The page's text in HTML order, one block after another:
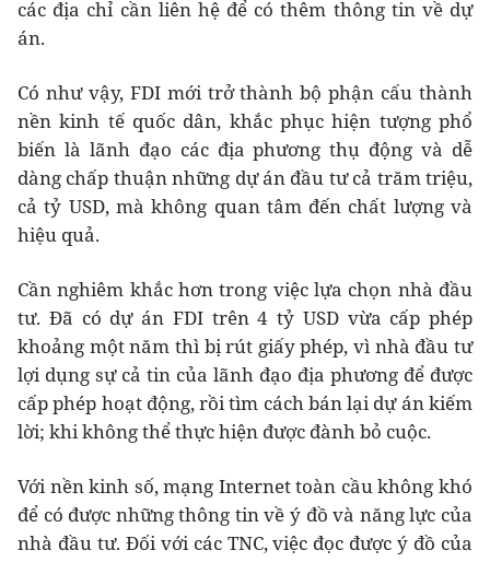
các địa chỉ cần liên hệ để có thêm thông tin về dự
án.
Có như vậy, FDI mới trở thành bộ phận cấu thành
nền kinh tế quốc dân, khắc phục hiện tượng phổ
biến là lãnh đạo các địa phương thụ động và dễ
dàng chấp thuận những dự án đầu tư cả trăm triệu,
cả tỷ USD, mà không quan tâm đến chất lượng và
hiệu quả.
Cần nghiêm khắc hơn trong việc lựa chọn nhà đầu
tư. Đã có dự án FDI trên 4 tỷ USD vừa cấp phép
khoảng một năm thì bị rút giấy phép, vì nhà đầu tư
lợi dụng sự cả tin của lãnh đạo địa phương để được
cấp phép hoạt động, rồi tìm cách bán lại dự án kiếm
lời; khi không thể thực hiện được đành bỏ cuộc.
Với nền kinh số, mạng Internet toàn cầu không khó
để có được những thông tin về ý đồ và năng lực của
nhà đầu tư. Đối với các TNC, việc đọc được ý đồ của